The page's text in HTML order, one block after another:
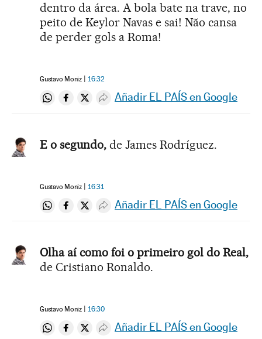
dentro da área. A bola bate na trave, no
peito de Keylor Navas e sai! Não cansa
de perder gols a Roma!
Gustavo Moniz 16:32
Compartir en Whatsapp
Compartir en Facebook
Compartir en Twitter
Desplegar Redes Sociales
Añadir EL PAÍS en Google
E o segundo, de James Rodríguez.
Gustavo Moniz 16:31
Compartir en Whatsapp
Compartir en Facebook
Compartir en Twitter
Desplegar Redes Sociales
Añadir EL PAÍS en Google
Olha aí como foi o primeiro gol do Real,
de Cristiano Ronaldo.
Gustavo Moniz 16:30
Compartir en Whatsapp
Compartir en Facebook
Compartir en Twitter
Desplegar Redes Sociales
Añadir EL PAÍS en Google